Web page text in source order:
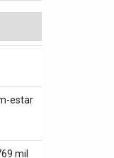
estar
mil